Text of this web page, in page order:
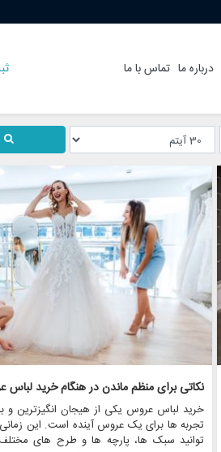
درباره ما تماس با ما
خرید لباس عروس یکی از هیجان انگیزترین و
تجربه ها برای یک عروس آینده است. این
توانید سبک ها، پارچه ها و طرح های